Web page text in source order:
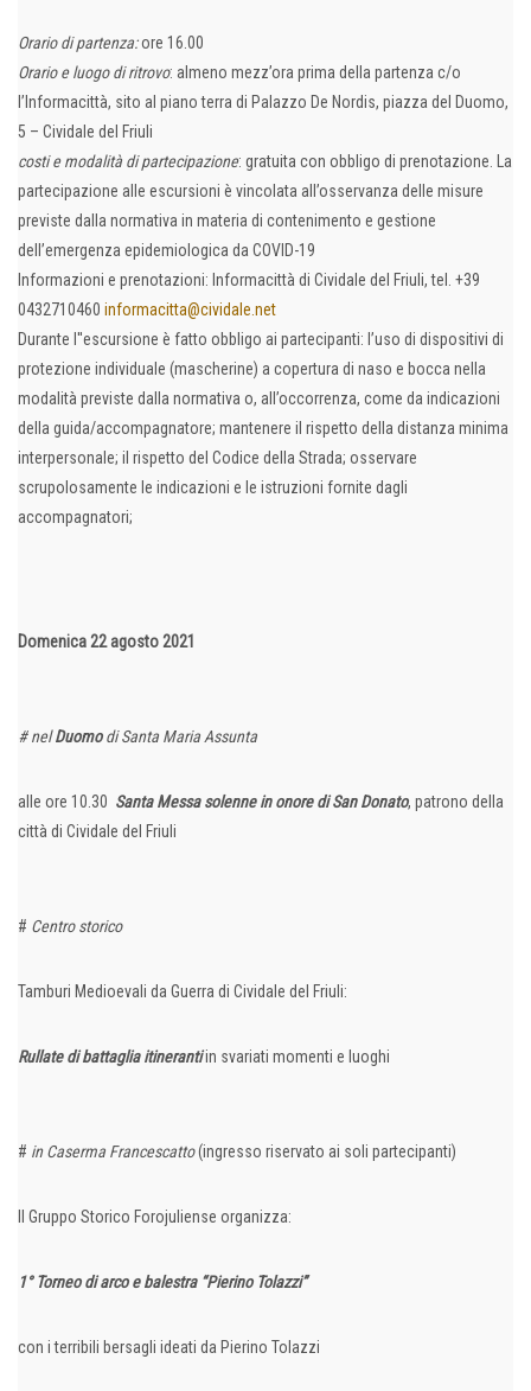
Orario di partenza:ore 16.00
Orario e luogo di ritrovo: almeno mezz’ora prima della partenza c/o
l’Informacittà, sito al piano terra di Palazzo De Nordis, piazza del Duomo,
5 – Cividale del Friuli
costi e modalità di partecipazione: gratuita con obbligo di prenotazione. La
partecipazione alle escursioni è vincolata all’osservanza delle misure
previste dalla normativa in materia di contenimento e gestione
dell’emergenza epidemiologica da COVID-19
Informazioni e prenotazioni: Informacittà di Cividale del Friuli, tel. +39
0432710460 informacitta@cividale.net
Durante l''escursione è fatto obbligo ai partecipanti: l’uso di dispositivi di
protezione individuale (mascherine) a copertura di naso e bocca nella
modalità previste dalla normativa o, all’occorrenza, come da indicazioni
della guida/accompagnatore; mantenere il rispetto della distanza minima
interpersonale; il rispetto del Codice della Strada; osservare
scrupolosamente le indicazioni e le istruzioni fornite dagli
accompagnatori;
Domenica 22 agosto 2021
# nelDuomodi Santa Maria Assunta
alle ore 10.30 Santa Messa solenne in onore di San Donato, patrono della
città di Cividale del Friuli
# Centro storico
Tamburi Medioevali da Guerra di Cividale del Friuli:
Rullate di battaglia itinerantiin svariati momenti e luoghi
# in Caserma Francescatto(ingresso riservato ai soli partecipanti)
Il Gruppo Storico Forojuliense organizza:
1° Torneo di arco e balestra “Pierino Tolazzi”
con i terribili bersagli ideati da Pierino Tolazzi